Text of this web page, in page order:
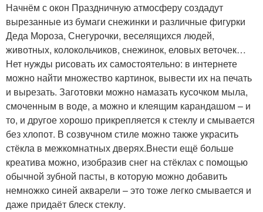
Начнём с окон Праздничную атмосферу создадут
вырезанные из бумаги снежинки и различные фигурки
Деда Мороза, Снегурочки, веселящихся людей,
животных, колокольчиков, снежинок, еловых веточек…
Нет нужды рисовать их самостоятельно: в интернете
можно найти множество картинок, вывести их на печать
и вырезать. Заготовки можно намазать кусочком мыла,
смоченным в воде, а можно и клеящим карандашом – и
то, и другое хорошо прикрепляется к стеклу и смывается
без хлопот. В созвучном стиле можно также украсить
стёкла в межкомнатных дверях.Внести ещё больше
креатива можно, изобразив снег на стёклах с помощью
обычной зубной пасты, в которую можно добавить
немножко синей акварели – это тоже легко смывается и
даже придаёт блеск стеклу.